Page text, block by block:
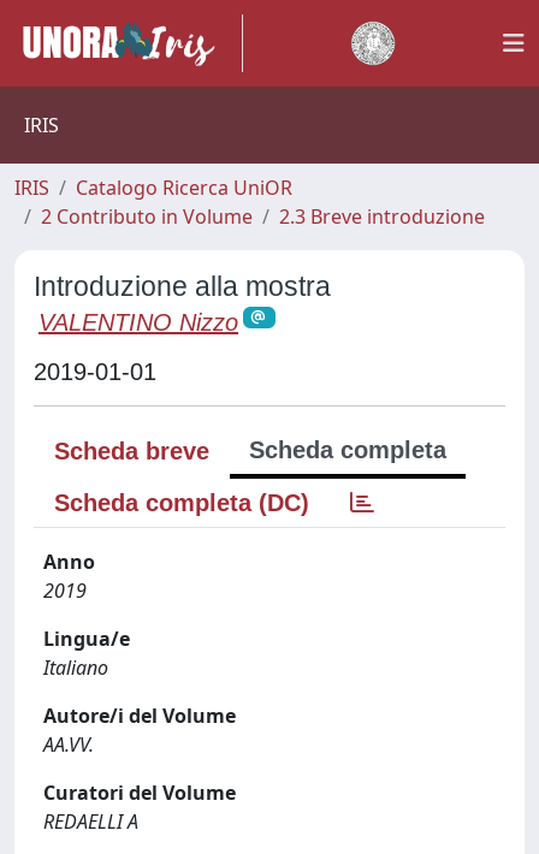
IRIS
IRIS
Catalogo Ricerca UniOR
2 Contributo in Volume
2.3 Breve introduzione
Introduzione alla mostra
VALENTINO Nizzo
2019-01-01
Scheda breve
Scheda completa
Scheda completa (DC)
Anno
2019
Lingua/e
Italiano
Autore/i del Volume
AA.VV.
Curatori del Volume
REDAELLI A